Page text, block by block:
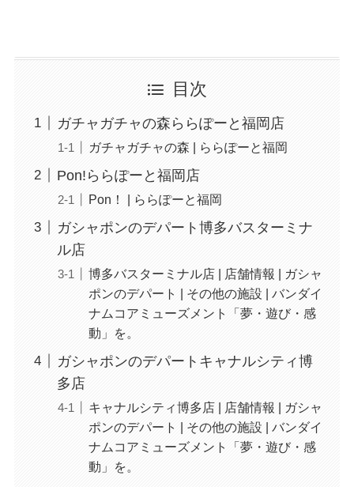
目次
ガチャガチャの森ららぽーと福岡店
ガチャガチャの森 | ららぽーと福岡
Pon!ららぽーと福岡店
Pon！ | ららぽーと福岡
ガシャポンのデパート博多バスターミナ
ル店
博多バスターミナル店 | 店舗情報 | ガシャ
ポンのデパート | その他の施設 | バンダイ
ナムコアミューズメント「夢・遊び・感
動」を。
ガシャポンのデパートキャナルシティ博
多店
キャナルシティ博多店 | 店舗情報 | ガシャ
ポンのデパート | その他の施設 | バンダイ
ナムコアミューズメント「夢・遊び・感
動」を。